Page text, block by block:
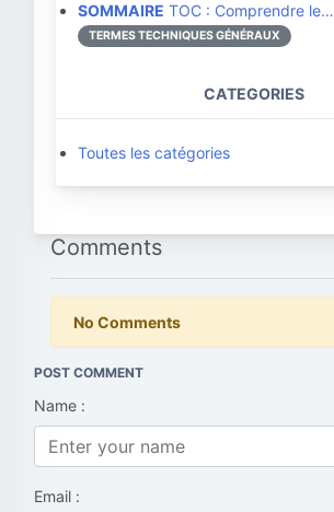
SOMMAIRE TOC : Comprendre le…
TERMES TECHNIQUES GÉNÉRAUX
CATEGORIES
Toutes les catégories
Comments
No Comments
POST COMMENT
Name :
Email :